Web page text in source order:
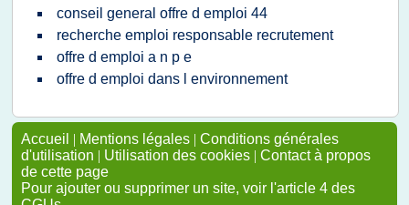
conseil general offre d emploi 44
recherche emploi responsable recrutement
offre d emploi a n p e
offre d emploi dans l environnement
Accueil | Mentions légales | Conditions générales
d'utilisation | Utilisation des cookies | Contact à propos
de cette page
Pour ajouter ou supprimer un site, voir l'article 4 des